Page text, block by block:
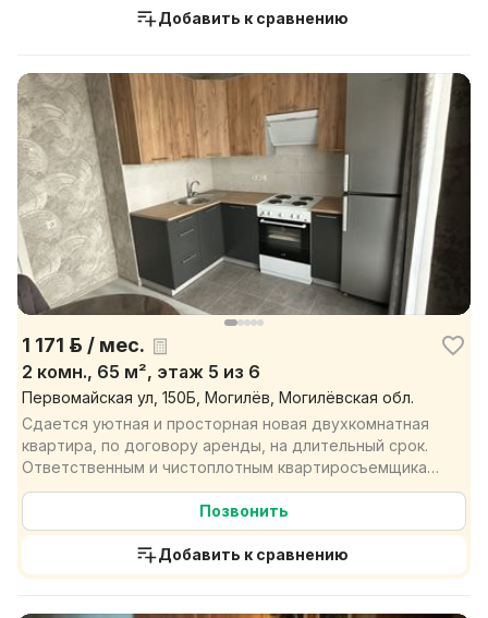
Добавить к сравнению
1 171 р. / мес.
2 комн., 65 м², этаж 5 из 6
Первомайская ул, 150Б, Могилёв, Могилёвская обл.
Сдается уютная и просторная новая двухкомнатная
квартира, по договору аренды, на длительный срок.
Ответственным и чистоплотным квартиросъемщикам,
без ...
Позвонить
Добавить к сравнению